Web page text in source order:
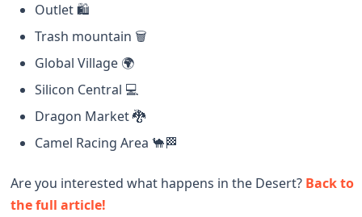
Outlet 🛍️
Trash mountain 🗑️
Global Village 🌍
Silicon Central 💻
Dragon Market 🐉
Camel Racing Area 🐪🏁
Are you interested what happens in the Desert? Back to
the full article!